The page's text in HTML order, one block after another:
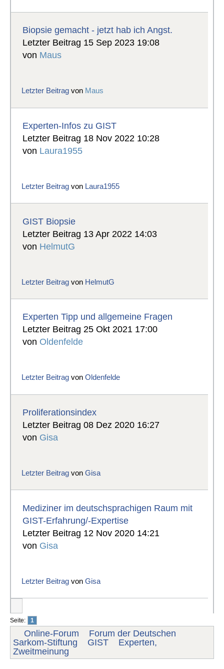
Biopsie gemacht - jetzt hab ich Angst.
Letzter Beitrag 15 Sep 2023 19:08
von Maus
Letzter Beitrag von Maus
Experten-Infos zu GIST
Letzter Beitrag 18 Nov 2022 10:28
von Laura1955
Letzter Beitrag von Laura1955
GIST Biopsie
Letzter Beitrag 13 Apr 2022 14:03
von HelmutG
Letzter Beitrag von HelmutG
Experten Tipp und allgemeine Fragen
Letzter Beitrag 25 Okt 2021 17:00
von Oldenfelde
Letzter Beitrag vonOldenfelde
Proliferationsindex
Letzter Beitrag 08 Dez 2020 16:27
von Gisa
Letzter Beitrag vonGisa
Mediziner im deutschsprachigen Raum mit
GIST-Erfahrung/-Expertise
Letzter Beitrag 12 Nov 2020 14:21
von Gisa
Letzter Beitrag vonGisa
Seite: 1
Online-Forum
Forum der Deutschen
Sarkom-Stiftung
GIST
Experten,
Zweitmeinung